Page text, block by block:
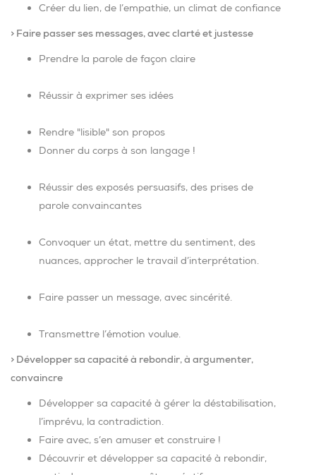
Créer du lien, de l’empathie, un climat de confiance
> Faire passer ses messages, avec clarté et justesse
Prendre la parole de façon claire
Réussir à exprimer ses idées
Rendre "lisible" son propos
Donner du corps à son langage !
Réussir des exposés persuasifs, des prises de
parole convaincantes
Convoquer un état, mettre du sentiment, des
nuances, approcher le travail d’interprétation.
Faire passer un message, avec sincérité.
Transmettre l’émotion voulue.
> Développer sa capacité à rebondir, à argumenter,
convaincre
Développer sa capacité à gérer la déstabilisation,
l’imprévu, la contradiction.
Faire avec, s’en amuser et construire !
Découvrir et développer sa capacité à rebondir,